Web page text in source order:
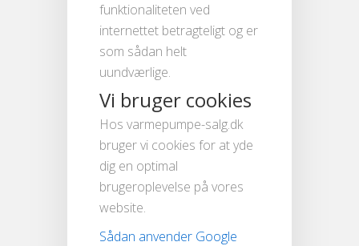
funktionaliteten ved
internettet betragteligt og er
som sådan helt
uundværlige.
Vi bruger cookies
Hos varmepumpe-salg.dk
bruger vi cookies for at yde
dig en optimal
brugeroplevelse på vores
website.
Sådan anvender Google